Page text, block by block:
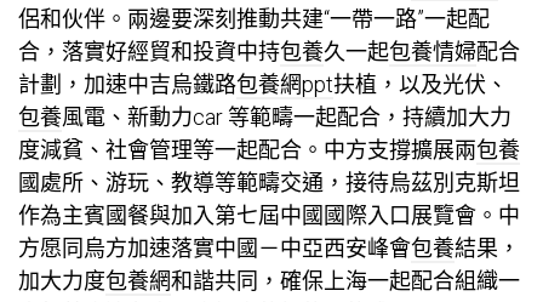
侶和伙伴。兩邊要深刻推動共建“一帶一路”一起配
合，落實好經貿和投資中持包養久一起包養情婦配合
計劃，加速中吉烏鐵路包養網ppt扶植，以及光伏、
包養風電、新動力car 等範疇一起配合，持續加大力
度減貧、社會管理等一起配合。中方支撐擴展兩包養
國處所、游玩、教導等範疇交通，接待烏茲別克斯坦
作為主賓國餐與加入第七屆中國國際入口展覽會。中
方愿同烏方加速落實中國－中亞西安峰會包養結果，
加大力度包養網和諧共同，確保上海一起配合組織一